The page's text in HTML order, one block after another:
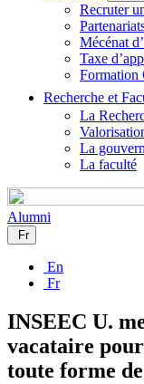
Recruter
Mécénat
Taxe
Formation
Recherche et
La
La
La faculté
Alumni
Fr
En
Fr
INSEEC U.
vacataire pour
toute forme